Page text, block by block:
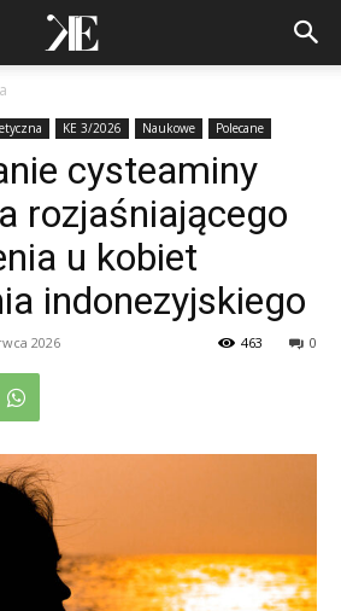
KE 3/2026 Naukowe Polecane
cysteaminy
rozjaśniającego
u kobiet
indonezyjskiego
2026 0
463